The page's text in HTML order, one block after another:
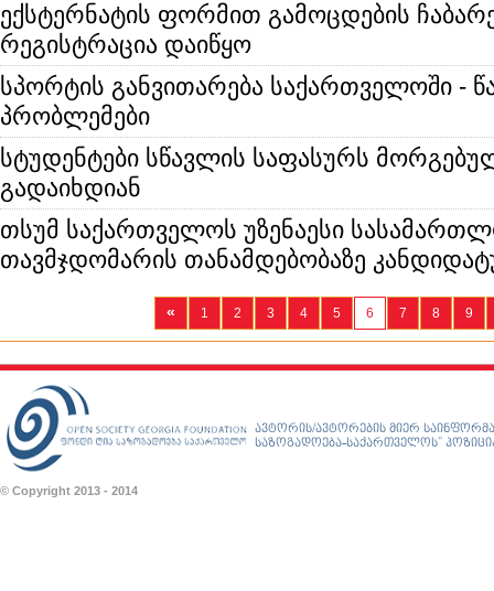
ექსტერნატის ფორმით გამოცდების
რეგისტრაცია დაიწყო
სპორტის განვითარება საქართველოში -
პრობლემები
სტუდენტები სწავლის საფასურს
გადაიხდიან
თსუმ საქართველოს უზენაესი
თავმჯდომარის თანამდებობაზე
« 1 2 3 4 5 6 7 8 9
ავტორის/ავტორების მიერ
საზოგადოება-საქართველოს”
© Copyright 2013 - 2014